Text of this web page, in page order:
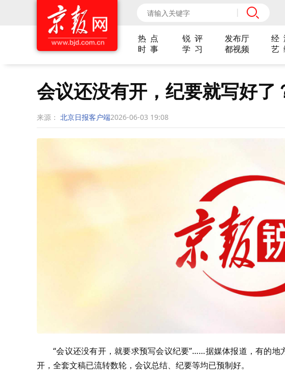
热 点 锐 评 发布厅 经
时 事
学 习 都视频 艺
会议还没有开，纪要就写好了
来源： 北京日报客户端2026-06-03 19:08
“会议还没有开，就要求预写会议纪要”……据媒体报道，有的
开，全套文稿已流转数轮，会议总结、纪要等均已预制好。